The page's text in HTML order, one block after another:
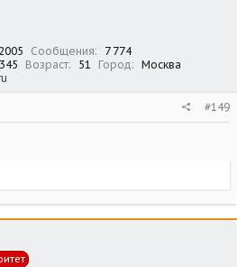
Сообщения
7 774
Возраст 51 Город
Москва
#149